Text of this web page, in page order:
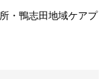
・鴨志田地域ケアプ